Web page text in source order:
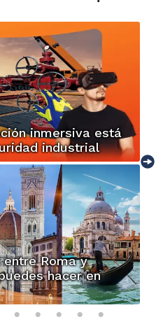
inmersiva está
industrial
Roma y
hacer en